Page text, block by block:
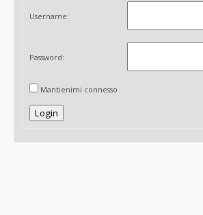
Username:
Password:
Mantienimi connesso
Login